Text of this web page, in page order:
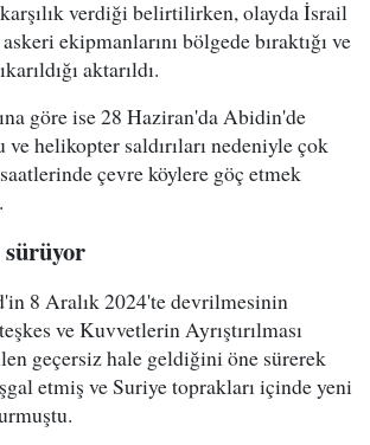
verdiği belirtilirken, olayda İsrail
ekipmanlarını bölgede bıraktığı ve
aktarıldı.
göre ise 28 Haziran'da Abidin'de
helikopter saldırıları nedeniyle çok
çevre köylere göç etmek
8 Aralık 2024'te devrilmesinin
ve Kuvvetlerin Ayrıştırılması
geçersiz hale geldiğini öne sürerek
etmiş ve Suriye toprakları içinde yeni